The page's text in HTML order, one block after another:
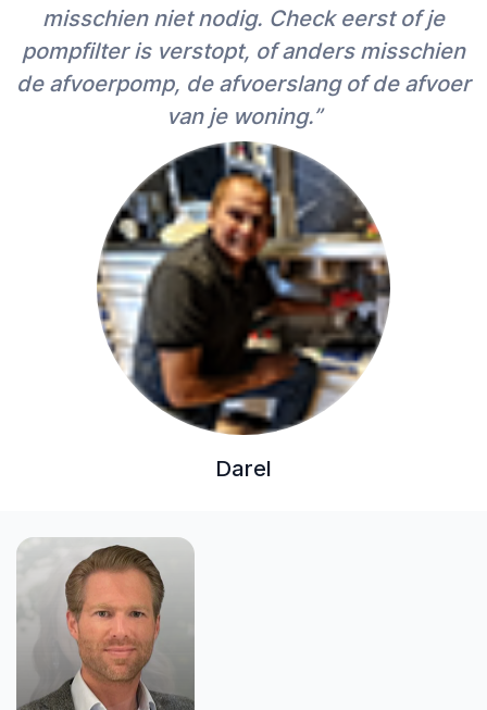
misschien niet nodig. Check eerst of je
pompfilter is verstopt, of anders misschien
de afvoerpomp, de afvoerslang of de afvoer
van je woning.”
Darel